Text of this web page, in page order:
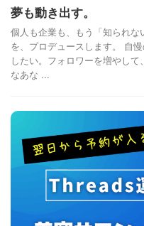
夢も動き出す。
個人も企業も、もう「知られな
を、プロデュースします。 自
したい。フォロワーを増やし
なあな ...